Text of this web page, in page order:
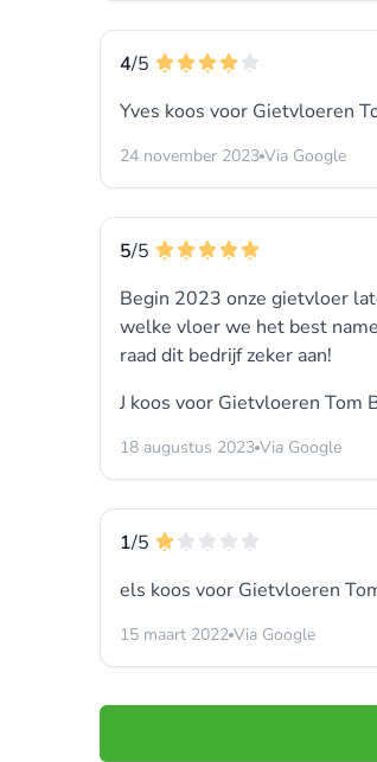
4/5
Yves koos voor Gietvloeren
24 november 2023 Via Google
5/5
Begin 2023 onze gietvloer
welke vloer we het best
raad dit bedrijf zeker aan!
J koos voor Gietvloeren Tom
18 augustus 2023 Via Google
1/5
els koos voor Gietvloeren
15 maart 2022 Via Google